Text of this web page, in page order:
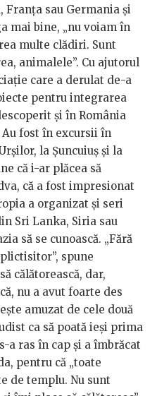
sau Germania și
mai bine, „nu voiam în
multe clădiri. Sunt
animalele”. Cu ajutorul
care a derulat de-a
pentru integrarea
și în România
fost în excursii în
la Șuncuiuș și la
că i-ar plăcea să
că a fost impresionat
a organizat și seri
Sri Lanka, Siria sau
să se cunoască. „Fără
spune
călătorească, dar,
nu a avut foarte des
amuzat de cele două
ca să poată ieși prima
a ras în cap și a îmbrăcat
pentru că „toate
de templu. Nu sunt